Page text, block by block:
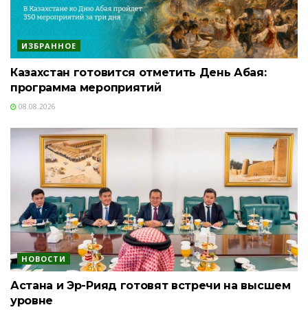
ИЗБРАННОЕ
Казахстан готовится отметить День Абая:
программа мероприятий
08.08.2026
НОВОСТИ
Астана и Эр-Рияд готовят встречи на высшем
уровне